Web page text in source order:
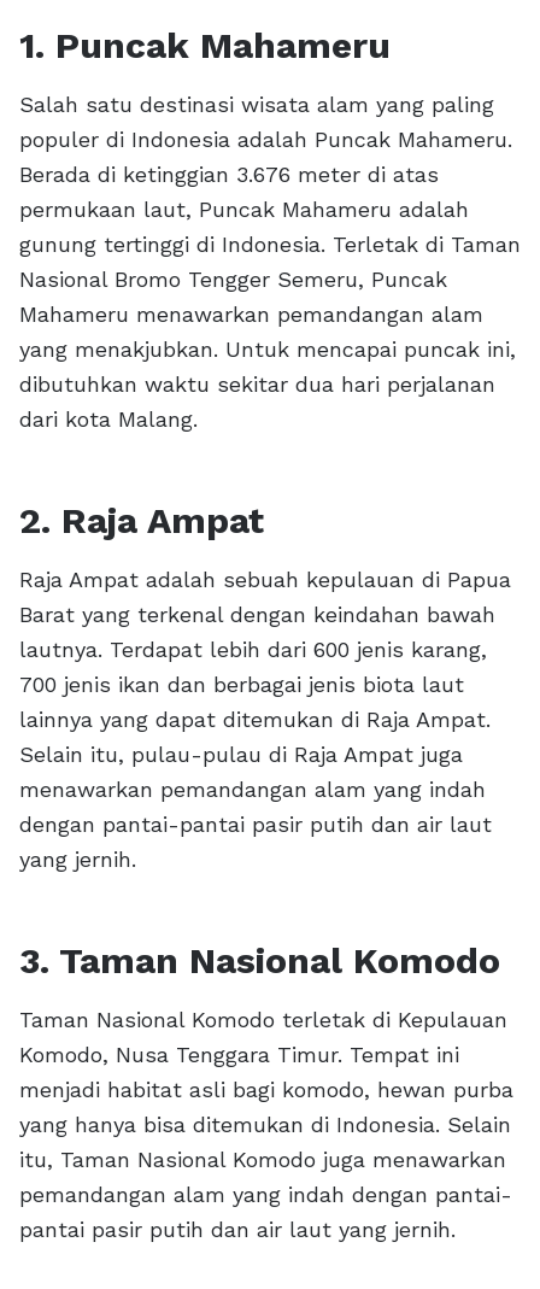
1. Puncak Mahameru
Salah satu destinasi wisata alam yang paling
populer di Indonesia adalah Puncak Mahameru.
Berada di ketinggian 3.676 meter di atas
permukaan laut, Puncak Mahameru adalah
gunung tertinggi di Indonesia. Terletak di Taman
Nasional Bromo Tengger Semeru, Puncak
Mahameru menawarkan pemandangan alam
yang menakjubkan. Untuk mencapai puncak ini,
dibutuhkan waktu sekitar dua hari perjalanan
dari kota Malang.
2. Raja Ampat
Raja Ampat adalah sebuah kepulauan di Papua
Barat yang terkenal dengan keindahan bawah
lautnya. Terdapat lebih dari 600 jenis karang,
700 jenis ikan dan berbagai jenis biota laut
lainnya yang dapat ditemukan di Raja Ampat.
Selain itu, pulau-pulau di Raja Ampat juga
menawarkan pemandangan alam yang indah
dengan pantai-pantai pasir putih dan air laut
yang jernih.
3. Taman Nasional Komodo
Taman Nasional Komodo terletak di Kepulauan
Komodo, Nusa Tenggara Timur. Tempat ini
menjadi habitat asli bagi komodo, hewan purba
yang hanya bisa ditemukan di Indonesia. Selain
itu, Taman Nasional Komodo juga menawarkan
pemandangan alam yang indah dengan pantai-
pantai pasir putih dan air laut yang jernih.